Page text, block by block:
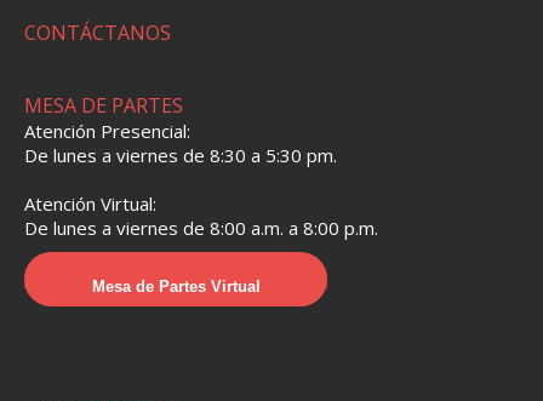
CONTÁCTANOS
MESA DE PARTES
Atención Presencial:
De lunes a viernes de 8:30 a 5:30 pm.
Atención Virtual:
De lunes a viernes de 8:00 a.m. a 8:00 p.m.
Mesa de Partes Virtual